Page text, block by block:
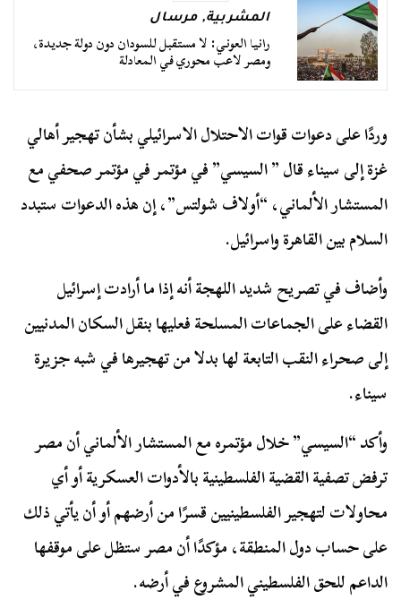
المشربية,مرسال
رانيا العوني: لا مستقبل للسودان دون دولة جديدة،
ومصر لاعب محوري في المعادلة
وردًا على دعوات قوات الاحتلال الاسرائيلي بشأن تهجير أهالي
غزة إلى سيناء قال ” السيسي” في مؤتمر في مؤتمر صحفي مع
المستشار الألماني، “أولاف شولتس”، إن هذه الدعوات ستبدد
السلام بين القاهرة واسرائيل.
وأضاف في تصريح شديد اللهجة أنه إذا ما أرادت إسرائيل
القضاء على الجماعات المسلحة فعليها بنقل السكان المدنيين
إلى صحراء النقب التابعة لها بدلا من تهجيرها في شبه جزيرة
سيناء.
وأكد “السيسي” خلال مؤتمره مع المستشار الألماني أن مصر
ترفض تصفية القضية الفلسطينية بالأدوات العسكرية أو أي
محاولات لتهجير الفلسطينيين قسرًا من أرضهم أو أن يأتي ذلك
على حساب دول المنطقة، مؤكدًا أن مصر ستظل على موقفها
الداعم للحق الفلسطيني المشروع في أرضه.